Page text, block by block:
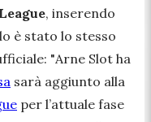
, inserendo
è stato lo stesso
"Arne Slot ha
sarà aggiunto alla
per l’attuale fase